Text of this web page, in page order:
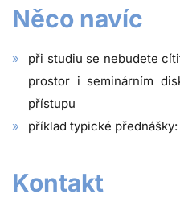
Něco navíc
při studiu se nebudete
prostor i seminárním
přístupu
příklad typické přednášky:
Kontakt